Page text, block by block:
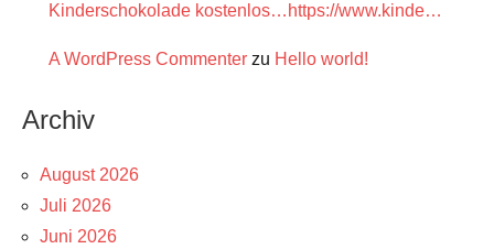
Kinderschokolade kostenlos…https://www.kinde…
A WordPress Commenter zu Hello world!
Archiv
August 2026
Juli 2026
Juni 2026